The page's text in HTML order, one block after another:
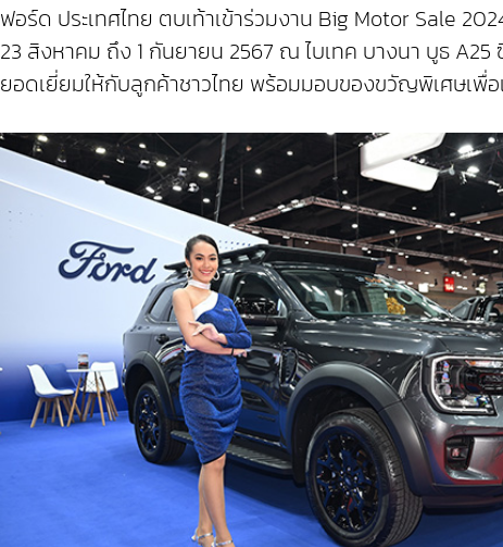
ฟอร์ด ประเทศไทย ตบเท้าเข้าร่วมงาน Big Motor Sale
23 สิงหาคม ถึง 1 กันยายน 2567 ณ ไบเทค บางนา บูธ
ยอดเยี่ยมให้กับลูกค้าชาวไทย พร้อมมอบของขวัญพิเศษเ